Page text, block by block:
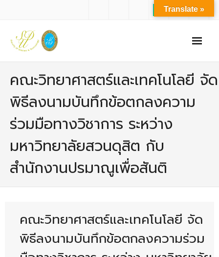
- ปรัชญาการจัดการศึกษา มหาวิทยาลัยสวนดุสิต
- ปรัชญา วิสัยทัศน์ พันธกิจ ของคณะ
- ประวัติความเป็นมาของคณะ
- บุคลากร
- - สำนักงานคณะวิทยาศาสตร์และเทคโนโลยี
คณะวิทยาศาสตร์และเทคโนโลยี จัด
พิธีลงนามบันทึกข้อตกลงความ
ร่วมมือทางวิชาการ ระหว่าง
มหาวิทยาลัยสวนดุสิต กับ
สำนักงานปรมาณูเพื่อสันติ
คณะวิทยาศาสตร์และเทคโนโลยี จัด
พิธีลงนามบันทึกข้อตกลงความร่วม
Translate »